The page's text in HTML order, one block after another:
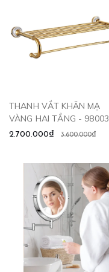
THANH VẮT KHĂN MẠ
VÀNG HAI TẦNG - 98003
CLEANMAX
2.700.000₫ 3.600.000₫